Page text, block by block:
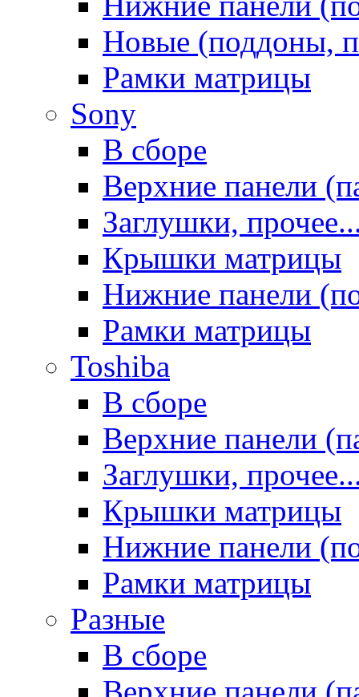
Новые (поддоны,
Рамки матрицы
Sony
В сборе
Верхние панели
Заглушки,
Крышки матрицы
Нижние панели
Рамки матрицы
Toshiba
В сборе
Верхние панели
Заглушки,
Крышки матрицы
Нижние панели
Рамки матрицы
Разные
В сборе